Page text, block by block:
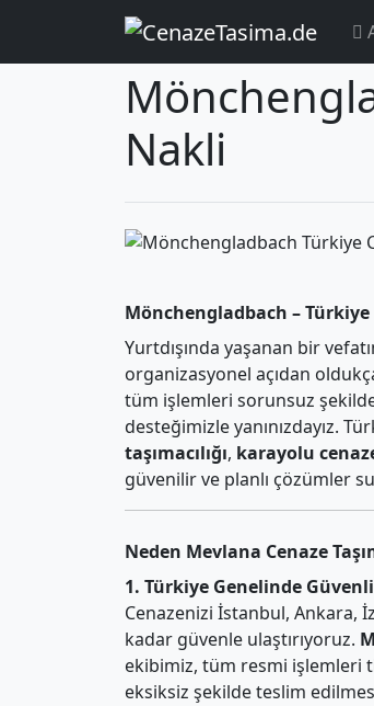
Anasayfa Bölgeler
Nakli
Mönchengladbach – Türkiye
Yurtdışında yaşanan bir
organizasyonel açıdan
tüm işlemleri sorunsuz
desteğimizle yanınızdayız.
taşımacılığı, karayolu
güvenilir ve planlı çözümler
Neden Mevlana Cenaze
1. Türkiye Genelinde
Cenazenizi İstanbul, Ankara,
kadar güvenle ulaştırıyoruz.
ekibimiz, tüm resmi işlemleri
eksiksiz şekilde teslim